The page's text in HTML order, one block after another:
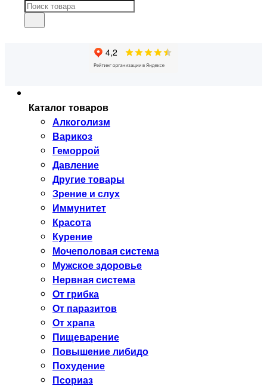
Каталог товаров
Алкоголизм
Варикоз
Геморрой
Давление
Другие товары
Зрение и слух
Иммунитет
Красота
Курение
Мочеполовая система
Мужское здоровье
Нервная система
От грибка
От паразитов
От храпа
Пищеварение
Повышение либидо
Похудение
Псориаз